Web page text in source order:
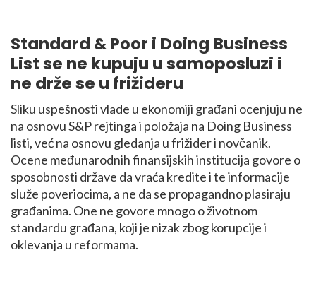
Standard & Poor i Doing Business
List se ne kupuju u samoposluzi i
ne drže se u frižideru
Sliku uspešnosti vlade u ekonomiji građani ocenjuju ne
na osnovu S&P rejtinga i položaja na Doing Business
listi, već na osnovu gledanja u frižider i novčanik.
Ocene međunarodnih finansijskih institucija govore o
sposobnosti države da vraća kredite i te informacije
služe poveriocima, a ne da se propagandno plasiraju
građanima. One ne govore mnogo o životnom
standardu građana, koji je nizak zbog korupcije i
oklevanja u reformama.